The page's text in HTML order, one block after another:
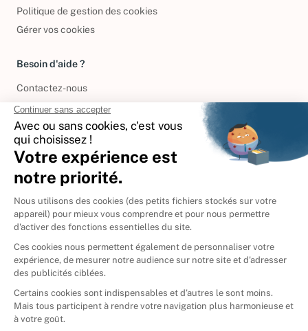
Politique de gestion des cookies
Gérer vos cookies
Besoin d'aide ?
Contactez-nous
International
🇪🇸Espagne
🇮🇹Italie
Donner vos livres